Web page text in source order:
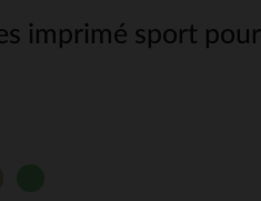
imprimé sport pour